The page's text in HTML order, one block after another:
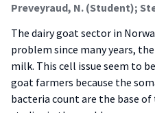
Preveyraud, N. (Student);
The dairy goat sector in
problem since many years,
milk. This cell issue seem to
goat farmers because the
bacteria count are the base